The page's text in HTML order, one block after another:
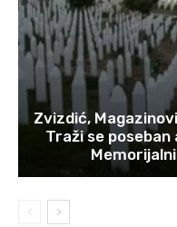
Zvizdić,
Traži se